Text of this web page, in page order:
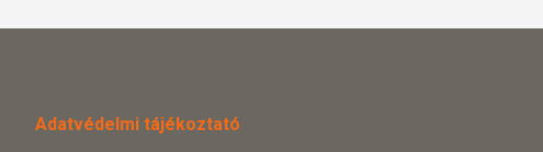
Adatvédelmi tájékoztató